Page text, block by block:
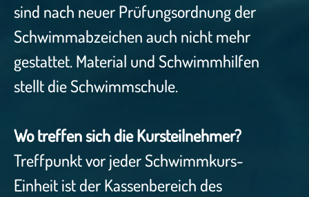
sind nach neuer Prüfungsordnung der
Schwimmabzeichen auch nicht mehr
gestattet. Material und Schwimmhilfen
stellt die Schwimmschule.
Wo treffen sich die Kursteilnehmer?
Treffpunkt vor jeder Schwimmkurs-
Einheit ist der Kassenbereich des